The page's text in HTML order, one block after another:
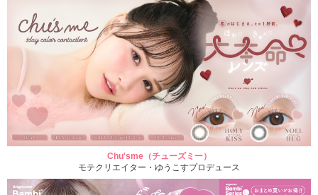
Chu'sme（チューズミー）
モテクリエイター・ゆうこすプロデュース